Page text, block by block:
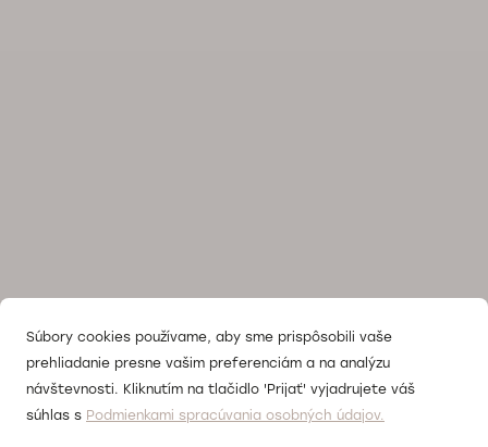
Súbory cookies používame, aby sme prispôsobili vaše
prehliadanie presne vašim preferenciám a na analýzu
návštevnosti. Kliknutím na tlačidlo 'Prijať' vyjadrujete váš
súhlas s Podmienkami spracúvania osobných údajov.